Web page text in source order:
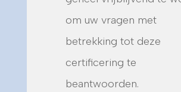
om uw vragen met
betrekking tot deze
certificering te
beantwoorden.